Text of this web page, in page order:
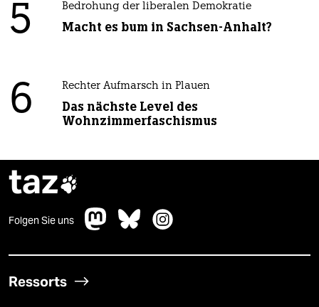
5 Bedrohung der liberalen Demokratie
Macht es bum in Sachsen-Anhalt?
6 Rechter Aufmarsch in Plauen
Das nächste Level des
Wohnzimmerfaschismus
taz
Folgen Sie uns
Ressorts